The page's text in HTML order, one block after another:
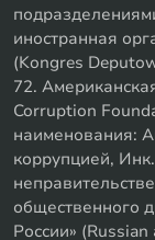
иностранная
(Kongres
72.
Corruption
наименования:
коррупцией,
общественного
России»